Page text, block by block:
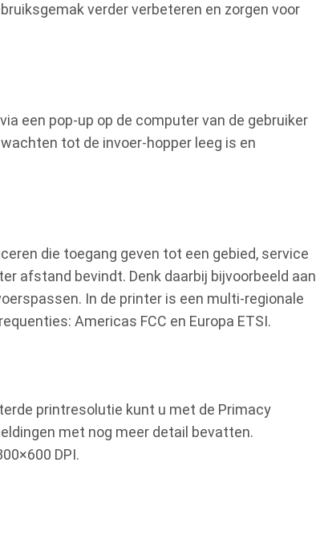
verder verbeteren en zorgen voor
een pop-up op de computer van de gebruiker
tot de invoer-hopper leeg is en
die toegang geven tot een gebied, service
afstand bevindt. Denk daarbij bijvoorbeeld aan
In de printer is een multi-regionale
Americas FCC en Europa ETSI.
printresolutie kunt u met de Primacy
met nog meer detail bevatten.
DPI.